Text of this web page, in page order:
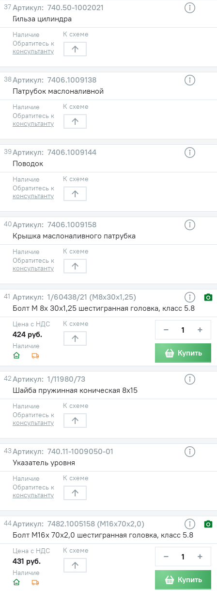
37
740.50-1002021
Гильза цилиндра
Наличие
Обратитесь к
консультанту
К схеме
38
7406.1009138
Патрубок маслоналивной
Наличие
Обратитесь к
консультанту
К схеме
39
7406.1009144
Поводок
Наличие
Обратитесь к
консультанту
К схеме
40
7406.1009158
Крышка маслоналивного патрубка
Наличие
Обратитесь к
консультанту
К схеме
41
1/60438/21 (М8х30х1,25)
Болт М 8х 30х1,25 шестигранная головка, класс 5.8
Наличие
Цена с НДС
424 руб.
К схеме − +
Купить
42
1/11980/73
Шайба пружинная коническая 8х15
Наличие
Обратитесь к
консультанту
К схеме
43
740.11-1009050-01
Указатель уровня
Наличие
Обратитесь к
консультанту
К схеме
44
7482.1005158 (М16х70х2,0)
Болт М16х 70х2,0 шестигранная головка, класс 5.8
Наличие
Цена с НДС
431 руб.
К схеме − +
Купить